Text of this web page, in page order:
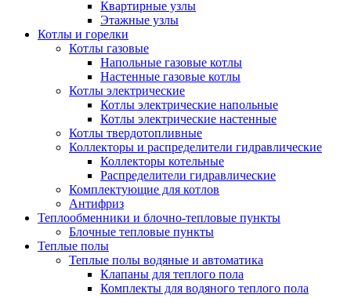
Квартирные узлы
Этажные узлы
Котлы и горелки
Котлы газовые
Напольные газовые котлы
Настенные газовые котлы
Котлы электрические
Котлы электрические напольные
Котлы электрические настенные
Котлы твердотопливные
Коллекторы и распределители гидравлические
Коллекторы котельные
Распределители гидравлические
Комплектующие для котлов
Антифриз
Теплообменники и блочно-тепловые пункты
Блочные тепловые пункты
Теплые полы
Теплые полы водяные и автоматика
Клапаны для теплого пола
Комплекты для водяного теплого пола